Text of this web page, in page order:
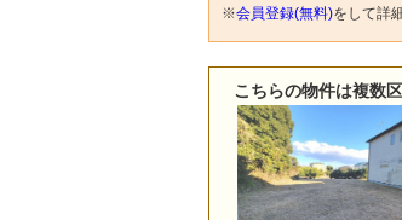
※会員登録(無料)をして詳
こちらの物件は複数